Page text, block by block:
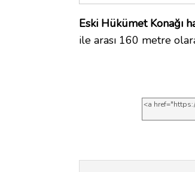
Eski Hükümet Konağı
ile arası 160 metre